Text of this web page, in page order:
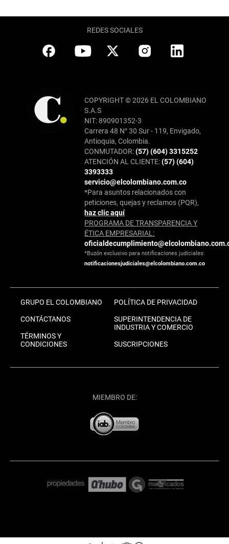
REDES SOCIALES
COPYRIGHT © 2026 EL COLOMBIANO
S.A.S
NIT: 890901352-3
Carrera 48 N° 30 Sur - 119, Envigado,
Antioquia, Colombia.
CONMUTADOR:(57) (604) 3315252
ATENCIÓN AL CLIENTE:(57) (604)
3393333
servicio@elcolombiano.com.co
*Para asuntos relacionados con
peticiones, quejas y reclamos (PQR),
haz clic aquí
PROGRAMA DE TRANSPARENCIA Y
ÉTICA EMPRESARIAL:
*Buzón exclusivo para notificaciones judiciales:
notificacionesjudiciales@elcolombiano.com.co
GRUPO EL COLOMBIANO
CONTÁCTANOS
TÉRMINOS Y
CONDICIONES
POLÍTICA DE PRIVACIDAD
SUPERINTENDENCIA DE
INDUSTRIA Y COMERCIO
SUSCRIPCIONES
MIEMBRO DE: